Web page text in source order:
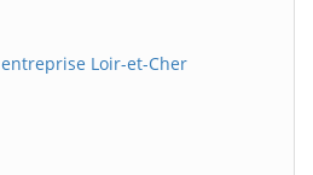
Loir-et-Cher